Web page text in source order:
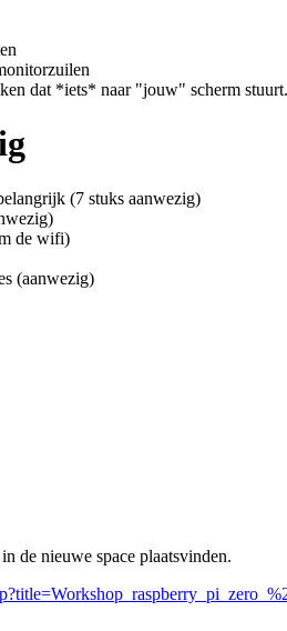
dat *iets* naar "jouw" scherm stuurt.
(7 stuks aanwezig)
de wifi)
(aanwezig)
de nieuwe space plaatsvinden.